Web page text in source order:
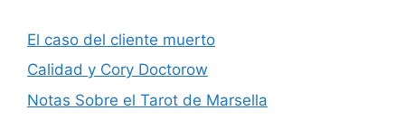
El caso del cliente muerto
Calidad y Cory Doctorow
Notas Sobre el Tarot de Marsella